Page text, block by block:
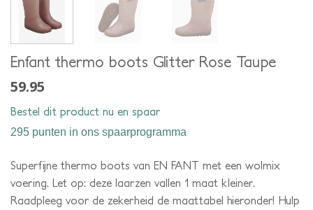
Enfant thermo boots Glitter Rose Taupe
59.95
Bestel dit product nu en spaar
295 punten in ons spaarprogramma
Superfijne thermo boots van EN FANT met een wolmix
voering. Let op: deze laarzen vallen 1 maat kleiner.
Raadpleeg voor de zekerheid de maattabel hieronder! Hulp